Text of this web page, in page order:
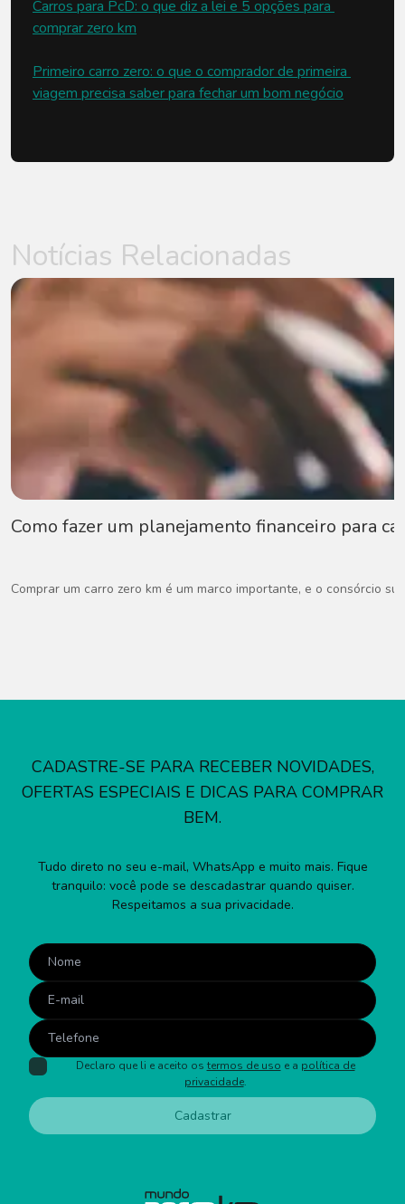
Carros para PcD: o que diz a lei e 5 opções para
comprar zero km
Primeiro carro zero: o que o comprador de primeira
viagem precisa saber para fechar um bom negócio
Notícias Relacionadas
Como fazer um planejamento financeiro para
Comprar um carro zero km é um marco importante, e o consórcio
CADASTRE-SE PARA RECEBER NOVIDADES,
OFERTAS ESPECIAIS E DICAS PARA COMPRAR
BEM.
Tudo direto no seu e-mail, WhatsApp e muito mais. Fique
tranquilo: você pode se descadastrar quando quiser.
Respeitamos a sua privacidade.
Declaro que li e aceito os termos de uso e a política de
privacidade.
Cadastrar